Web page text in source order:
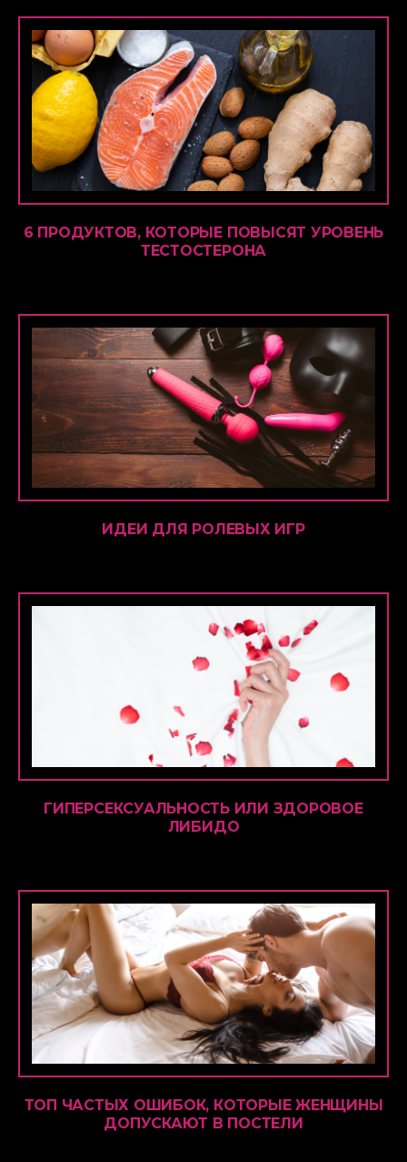
6 ПРОДУКТОВ, КОТОРЫЕ ПОВЫСЯТ УРОВЕНЬ
ТЕСТОСТЕРОНА
ИДЕИ ДЛЯ РОЛЕВЫХ ИГР
ГИПЕРСЕКСУАЛЬНОСТЬ ИЛИ ЗДОРОВОЕ
ЛИБИДО
ТОП ЧАСТЫХ ОШИБОК, КОТОРЫЕ ЖЕНЩИНЫ
ДОПУСКАЮТ В ПОСТЕЛИ